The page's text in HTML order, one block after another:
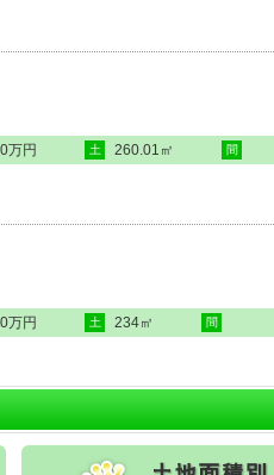
万円 土 260.01㎡ 間
万円 土 234㎡ 間